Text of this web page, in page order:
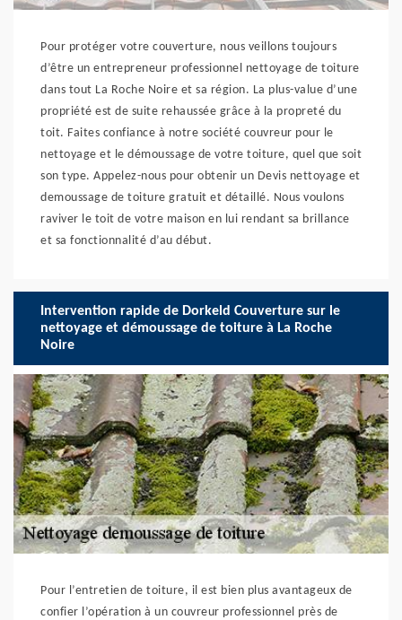
Pour protéger votre couverture, nous veillons toujours
d’être un entrepreneur professionnel nettoyage de toiture
dans tout La Roche Noire et sa région. La plus-value d’une
propriété est de suite rehaussée grâce à la propreté du
toit. Faites confiance à notre société couvreur pour le
nettoyage et le démoussage de votre toiture, quel que soit
son type. Appelez-nous pour obtenir un Devis nettoyage et
demoussage de toiture gratuit et détaillé. Nous voulons
raviver le toit de votre maison en lui rendant sa brillance
et sa fonctionnalité d’au début.
Intervention rapide de Dorkeld Couverture sur le
nettoyage et démoussage de toiture à La Roche
Noire
Pour l’entretien de toiture, il est bien plus avantageux de
confier l’opération à un couvreur professionnel près de